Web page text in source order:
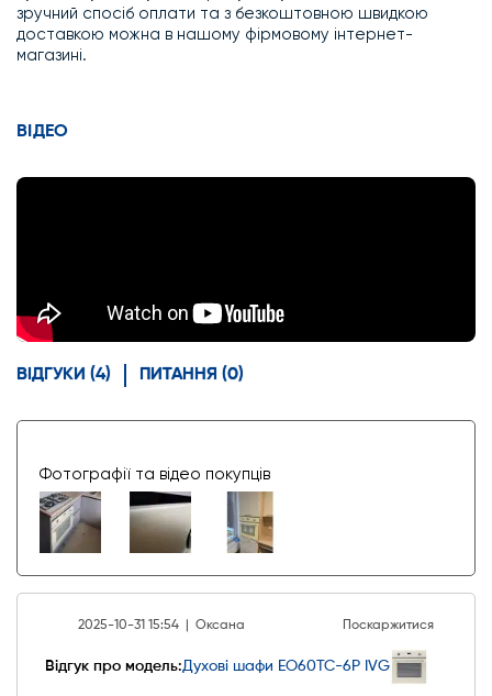
зручний спосіб оплати та з безкоштовною швидкою
доставкою можна в нашому фірмовому інтернет-
магазині.
ВІДЕО
ВІДГУКИ (4) ПИТАННЯ (0)
Фотографії та відео покупців
2025-10-31 15:54 | Оксана Поскаржитися
Відгук про модель:Духові шафи EO60TC-6P IVG